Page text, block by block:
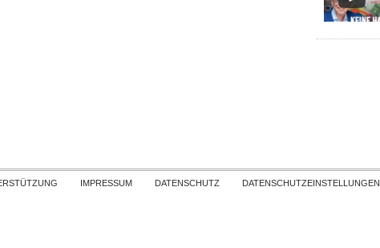
Skip to content
IMPRESSUM DATENSCHUTZ DATENSCHUTZEINSTELLUNGEN